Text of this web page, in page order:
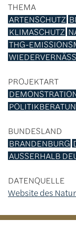
THEMA
ARTENSCHUTZ
KLIMASCHUTZ
THG-
PROJEKTART
BUNDESLAND
BRANDENBURG
AUSSERHALB
DATENQUELLE
Website des